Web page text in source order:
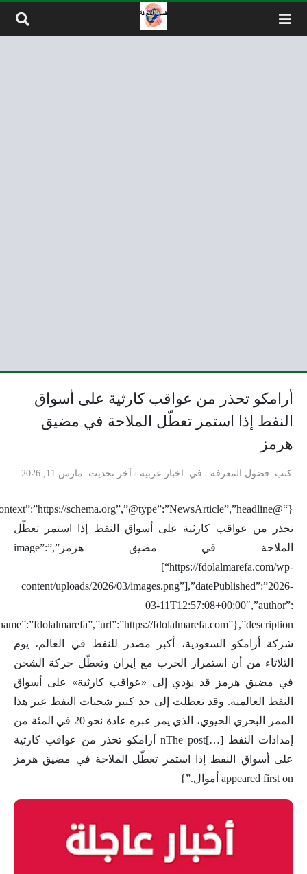
أرامكو تحذر من عواقب كارثية على أسواق
النفط إذا استمر تعطّل الملاحة في مضيق
هرمز
كتب فضول المعرفة في اخبار عربية آخر تحديث مارس 11, 2026
تحذر من عواقب كارثية على أسواق النفط إذا استمر تعطّل
الملاحة في مضيق هرمز”,”image”:
[“https://fdolalmarefa.com/wp-
content/uploads/2026/03/images.png”],”datePublished”:”2026-
03-11T12:57:08+00:00″,”author”:
شركة أرامكو السعودية، أكبر مصدر للنفط في العالم، يوم
الثلاثاء من أن استمرار الحرب مع إيران وتعطّل حركة الشحن
في مضيق هرمز قد يؤدي إلى «عواقب كارثية» على أسواق
النفط العالمية. وقد تعطلت إلى حد كبير شحنات النفط عبر هذا
الممر البحري الحيوي، الذي يمر عبره عادة نحو 20 في المئة من
إمدادات النفط […]nThe post أرامكو تحذر من عواقب كارثية
على أسواق النفط إذا استمر تعطّل الملاحة في مضيق هرمز
appeared first on أموال.”}